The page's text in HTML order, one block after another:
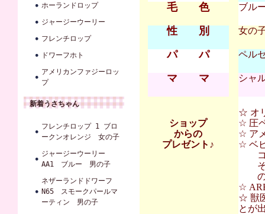
ホーランドロップ
ジャージーウーリー
フレンチロップ
ドワーフホト
アメリカンファジーロッ
プ
新着うさちゃん
フレンチロップ 1 ブロ
ークンオレンジ 女の子
ジャージーウーリー
AA1 ブルー 男の子
ネザーランドドワーフ
N65 スモークパールマ
ーティン 男の子
毛 色 ブル
性 別 女の
パ パ ペル
マ マ シャ
ショップ
からの
プレゼント♪
☆ オ
☆ 圧
☆ ア
☆ ベ
コ
そ
の
☆
☆ 獣
とが